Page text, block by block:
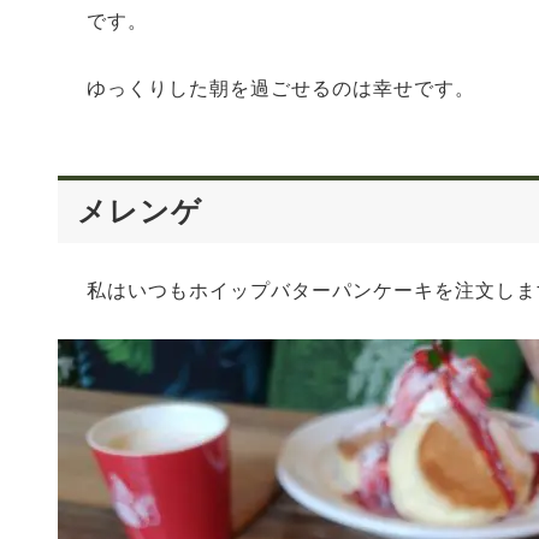
です。
ゆっくりした朝を過ごせるのは幸せです。
メレンゲ
私はいつもホイップバターパンケーキを注文し